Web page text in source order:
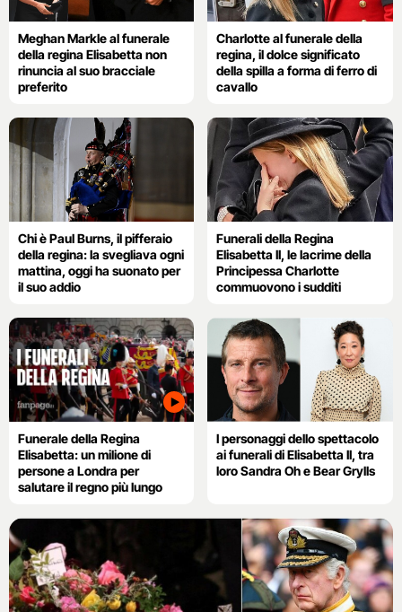
Meghan Markle al funerale
della regina Elisabetta non
rinuncia al suo bracciale
preferito
Charlotte al funerale della
regina, il dolce significato
della spilla a forma di ferro di
cavallo
Chi è Paul Burns, il pifferaio
della regina: la svegliava ogni
mattina, oggi ha suonato per
il suo addio
Funerali della Regina
Elisabetta II, le lacrime della
Principessa Charlotte
commuovono i sudditi
Funerale della Regina
Elisabetta: un milione di
persone a Londra per
salutare il regno più lungo
I personaggi dello spettacolo
ai funerali di Elisabetta II, tra
loro Sandra Oh e Bear Grylls